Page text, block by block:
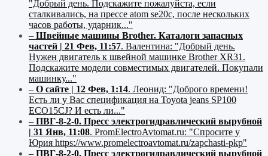
"Добрый день. Подскажите пожалуйста, если
сталкивались, на прессе atom se20c, после нескольких
часов работы, ударник..."
– Швейные машины Brother. Каталоги запасных
частей | 21 Фев, 11:57. Валентина: "Добрый день.
Нужен двигатель к швейной машинке Brother XR31.
Подскажите модели совместимых двигателей. Покупали
машинку..."
– О сайте | 12 Фев, 1:14. Леонид: "Доброго времени!
Есть ли у Вас спецификация на Toyota jeans SP100
ECO15CJ? И есть ли..."
– ПВГ-8-2-0. Пресс электрогидравлический вырубной
| 31 Янв, 11:08. PromElectroAvtomat.ru: "Спросите у
Юрия https://www.promelectroavtomat.ru/zapchasti-pkp"
– ПВГ-8-2-0. Пресс электрогидравлический вырубной